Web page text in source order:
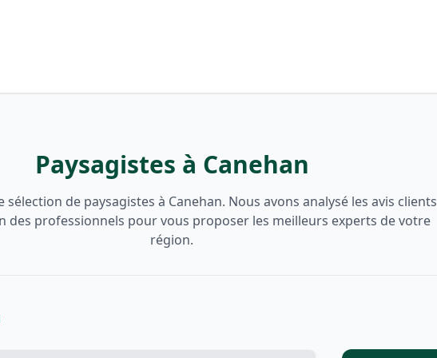
Paysagistes à Canehan
sélection de paysagistes à Canehan. Nous avons analysé les avis clients
des professionnels pour vous proposer les meilleurs experts de votre
région.